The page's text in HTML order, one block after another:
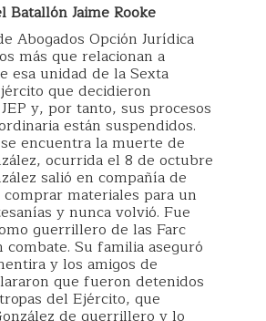
Batallón Jaime Rooke
Abogados Opción Jurídica
más que relacionan a
esa unidad de la Sexta
que decidieron
y, por tanto, sus procesos
están suspendidos.
encuentra la muerte de
ocurrida el 8 de octubre
salió en compañía de
materiales para un
y nunca volvió. Fue
guerrillero de las Farc
Su familia aseguró
y los amigos de
que fueron detenidos
del Ejército, que